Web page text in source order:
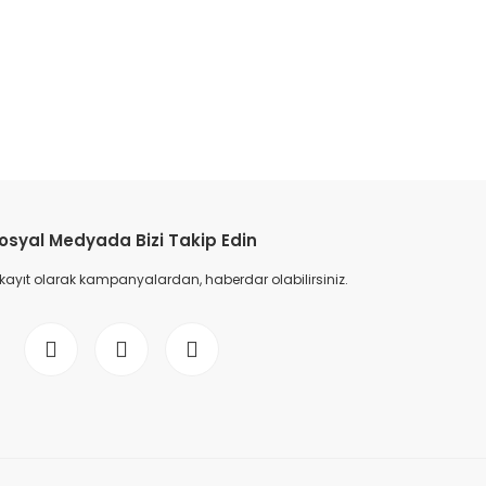
Medyada Bizi Takip Edin
olarak kampanyalardan, haberdar olabilirsiniz.